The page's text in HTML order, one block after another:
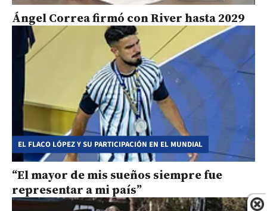
Ángel Correa firmó con River hasta 2029
EL FLACO LÓPEZ Y SU PARTICIPACIÓN EN EL MUNDIAL
“El mayor de mis sueños siempre fue
representar a mi país”